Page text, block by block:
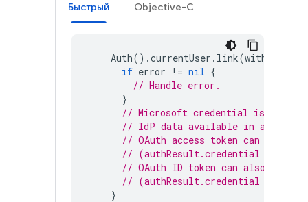
Быстрый Objective-C
Auth().currentUser . link(
if error != nil {
// Handle error.
}
// Microsoft credential is linked
// IdP data available in
// OAuth access token can also
// (authResult.credential as?
// OAuth ID token can also be
// (authResult.credential as?
}